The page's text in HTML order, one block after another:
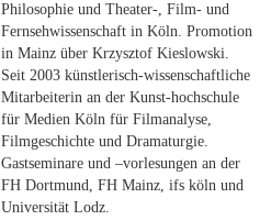
Philosophie und Theater-, Film- und
Fernsehwissenschaft in Köln. Promotion
in Mainz über Krzysztof Kieslowski.
Seit 2003 künstlerisch-wissenschaftliche
Mitarbeiterin an der Kunst-hochschule
für Medien Köln für Filmanalyse,
Filmgeschichte und Dramaturgie.
Gastseminare und –vorlesungen an der
FH Dortmund, FH Mainz, ifs köln und
Universität Lodz.